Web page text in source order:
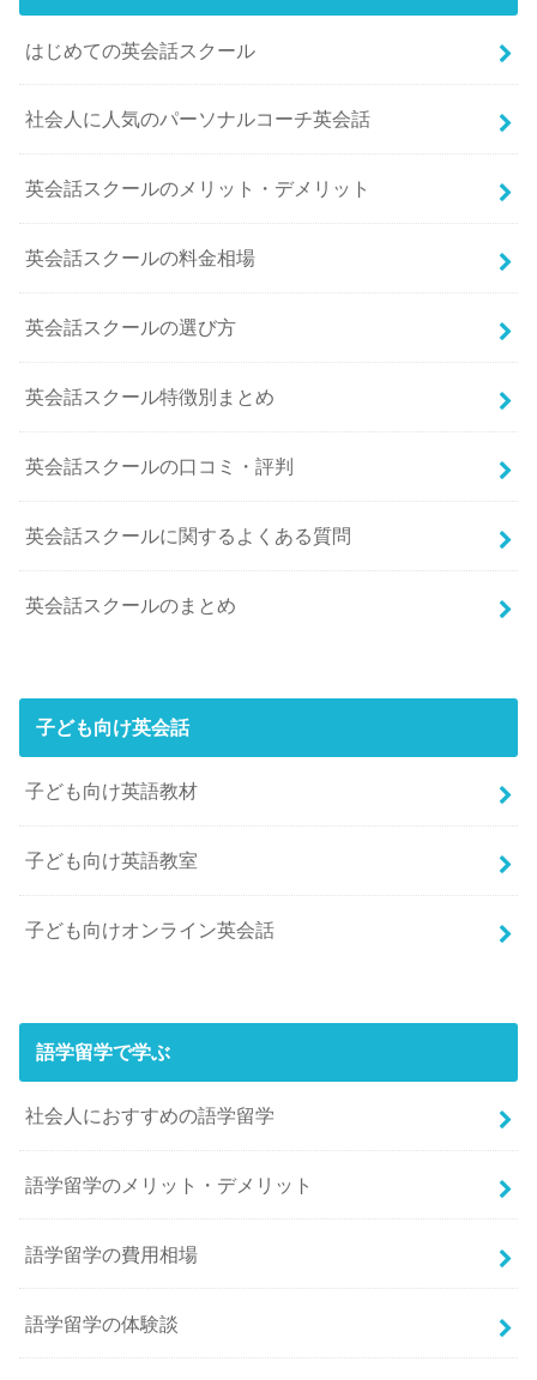
はじめての英会話スクール
社会人に人気のパーソナルコーチ英会話
英会話スクールのメリット・デメリット
英会話スクールの料金相場
英会話スクールの選び方
英会話スクール特徴別まとめ
英会話スクールの口コミ・評判
英会話スクールに関するよくある質問
英会話スクールのまとめ
子ども向け英会話
子ども向け英語教材
子ども向け英語教室
子ども向けオンライン英会話
語学留学で学ぶ
社会人におすすめの語学留学
語学留学のメリット・デメリット
語学留学の費用相場
語学留学の体験談